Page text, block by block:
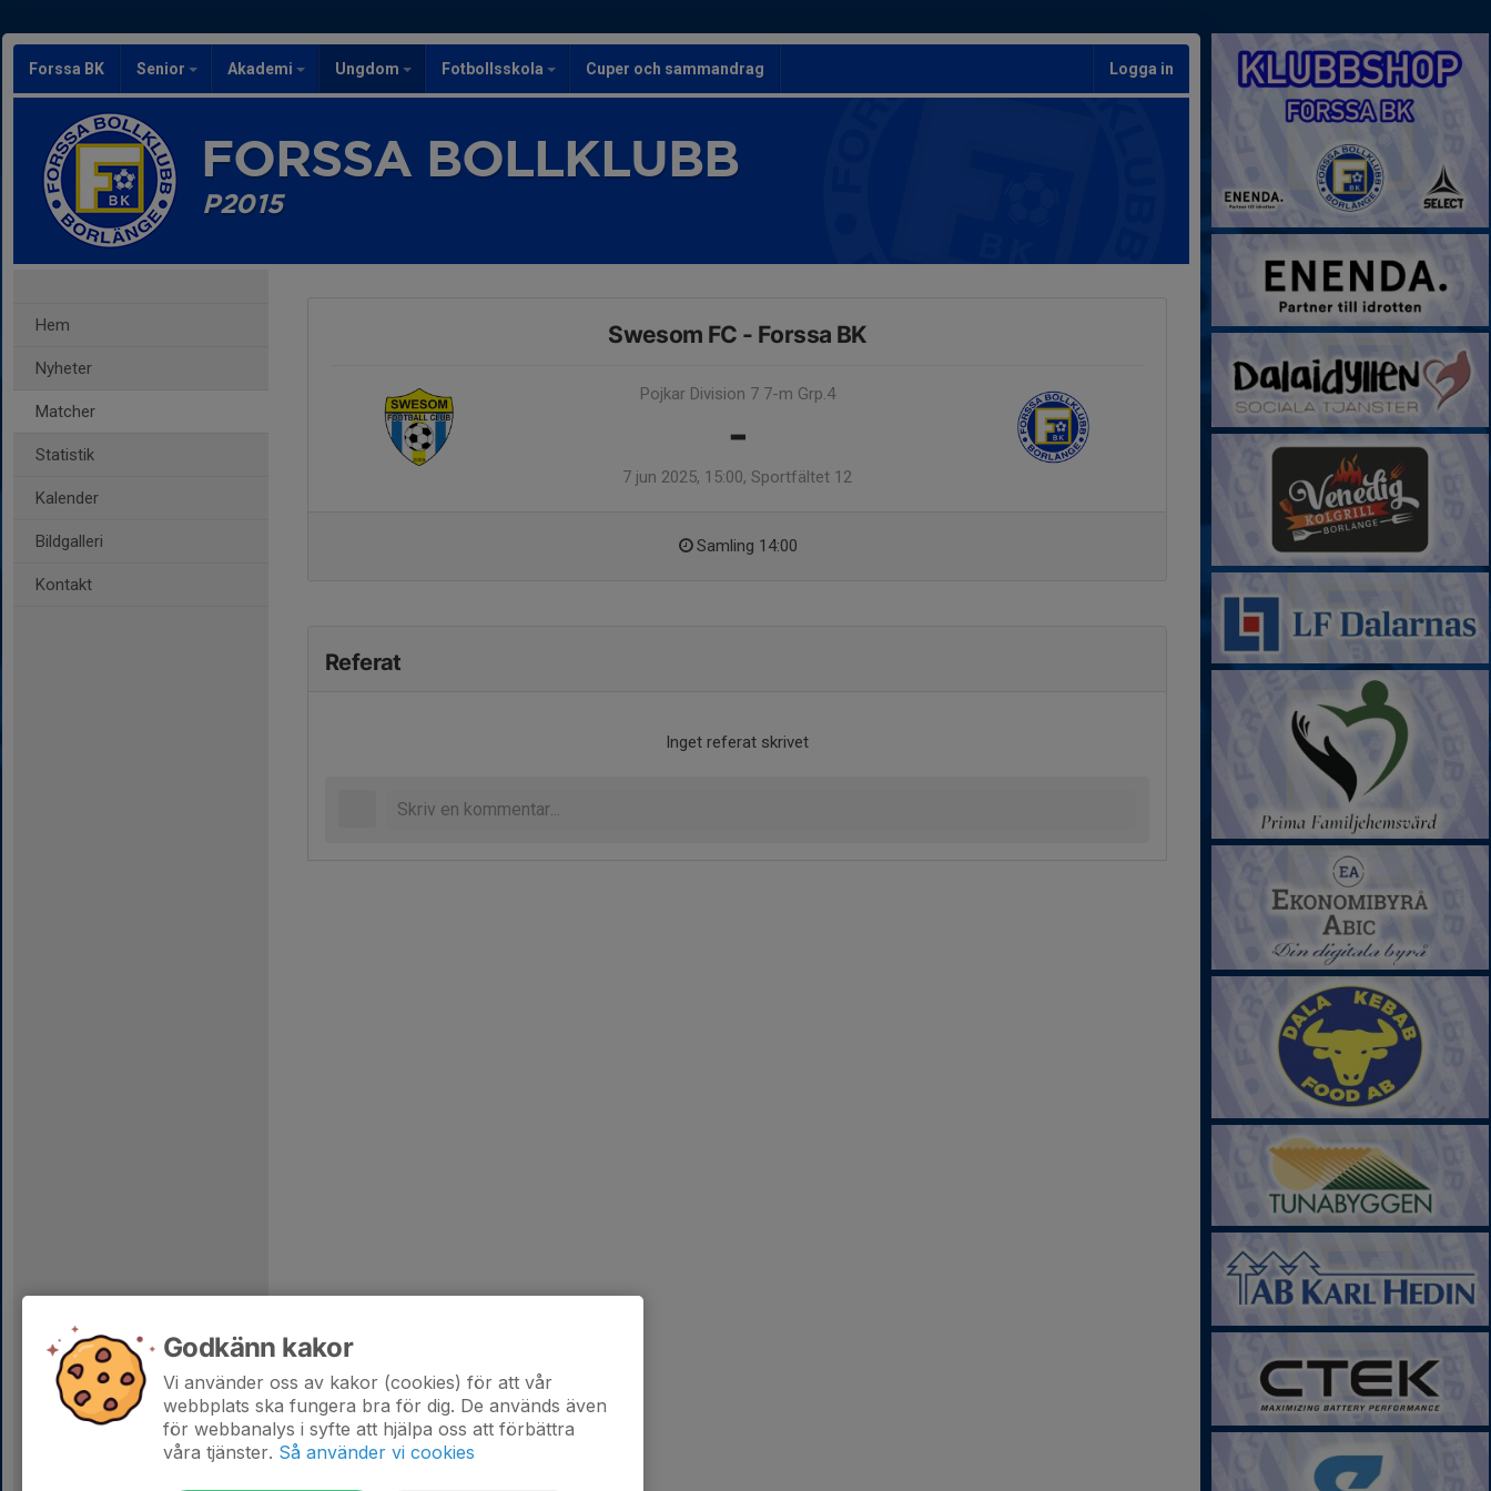
Forssa BK Senior Akademi Ungdom Fotbollsskola Cuper och sammandrag Logga in
FORSSA BOLLKLUBB
P2015
Hem
Nyheter
Matcher
Statistik
Kalender
Bildgalleri
Kontakt
Swesom FC - Forssa BK
Pojkar Division 7 7-m Grp.4
-
7 jun 2025, 15:00, Sportfältet 12
Samling 14:00
Referat
Inget referat skrivet
Godkänn kakor
Vi använder oss av kakor (cookies) för att vår
webbplats ska fungera bra för dig. De används även
för webbanalys i syfte att hjälpa oss att förbättra
våra tjänster. Så använder vi cookies